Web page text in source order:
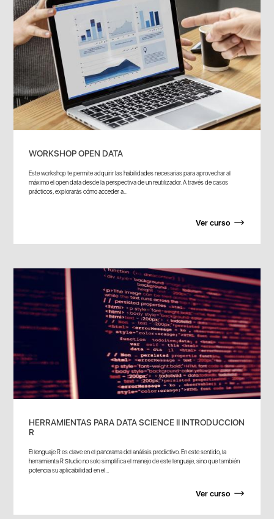
WORKSHOP OPEN DATA
Este workshop te permite adquirir las habilidades necesarias para aprovechar al
máximo el open data desde la perspectiva de un reutilizador. A través de casos
prácticos, explorarás cómo acceder a...
Ver curso
HERRAMIENTAS PARA DATA SCIENCE II INTRODUCCION
R
El lenguaje R es clave en el panorama del análisis predictivo. En este sentido, la
herramienta R Studio no solo simplifica el manejo de este lenguaje, sino que también
potencia su aplicabilidad en el...
Ver curso